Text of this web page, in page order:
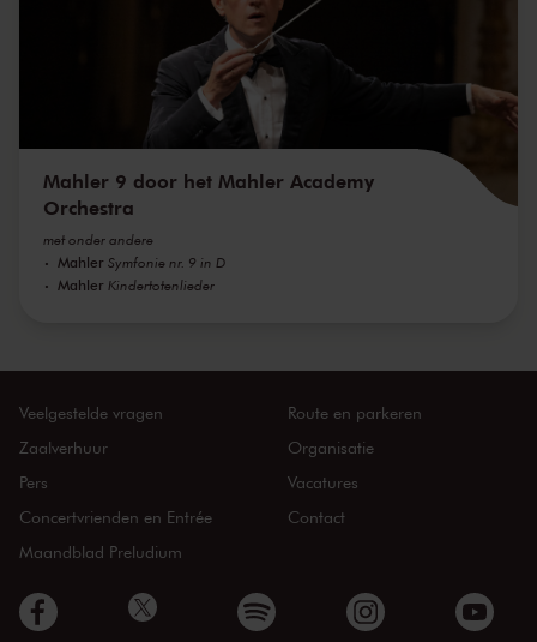
Mahler 9 door het Mahler Academy
Orchestra
met onder andere
Mahler Symfonie nr. 9 in D
Mahler Kindertotenlieder
Veelgestelde vragen
Zaalverhuur
Pers
Concertvrienden en Entrée
Maandblad Preludium
Route en parkeren
Organisatie
Vacatures
Contact